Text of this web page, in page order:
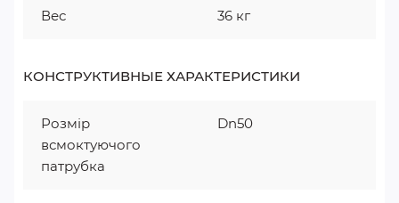
Вес 36 кг
КОНСТРУКТИВНЫЕ ХАРАКТЕРИСТИКИ
Розмір
всмоктуючого
патрубка
Dn50